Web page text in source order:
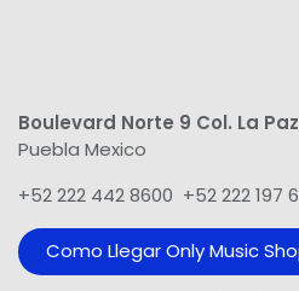
Boulevard Norte 9 Col. La Paz
Puebla Mexico
+52 222 442 8600 +52 222 197
Como Llegar Only Music